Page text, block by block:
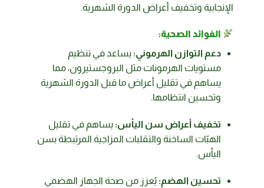
الإنجابية وتخفيف أعراض الدورة الشهرية.
الفوائد الصحية:
دعم التوازن الهرموني: يساعد في تنظيم
مستويات الهرمونات مثل البروجستيرون، مما
يساهم في تقليل أعراض ما قبل الدورة الشهرية
وتحسين انتظامها.
تخفيف أعراض سن اليأس: يساهم في تقليل
الهبّات الساخنة والتقلبات المزاجية المرتبطة بسن
اليأس.
تحسين الهضم: يُعزز من صحة الجهاز الهضمي